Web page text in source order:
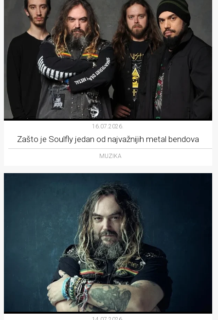
16.07.2026.
Zašto je Soulfly jedan od najvažnijih metal bendova
MUZIKA